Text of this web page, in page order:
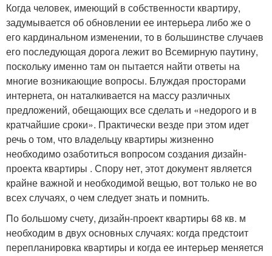
Когда человек, имеющий в собственности квартиру,
задумывается об обновлении ее интерьера либо же о
его кардинальном изменении, то в большинстве случаев
его последующая дорога лежит во Всемирную паутину,
поскольку именно там он пытается найти ответы на
многие возникающие вопросы. Блуждая просторами
интернета, он наталкивается на массу различных
предложений, обещающих все сделать и «недорого и в
кратчайшие сроки». Практически везде при этом идет
речь о том, что владельцу квартиры жизненно
необходимо озаботиться вопросом создания дизайн-
проекта квартиры . Спору нет, этот документ является
крайне важной и необходимой вещью, вот только не во
всех случаях, о чем следует знать и помнить.
По большому счету, дизайн-проект квартиры 68 кв. м
необходим в двух основных случаях: когда предстоит
перепланировка квартиры и когда ее интерьер меняется